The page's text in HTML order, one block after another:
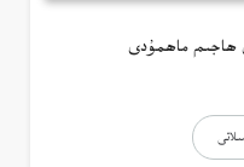
ھاجىم ماھمۇدى